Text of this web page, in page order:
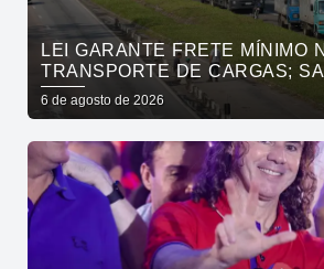
LEI GARANTE FRETE MÍNIMO
TRANSPORTE DE CARGAS;
MUDA
6 de agosto de 2026